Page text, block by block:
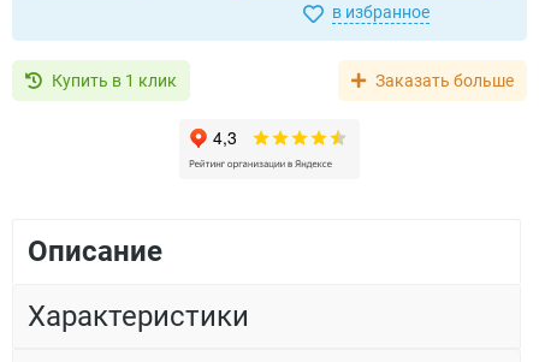
в избранное
Купить в 1 клик Заказать больше
Описание
Характеристики